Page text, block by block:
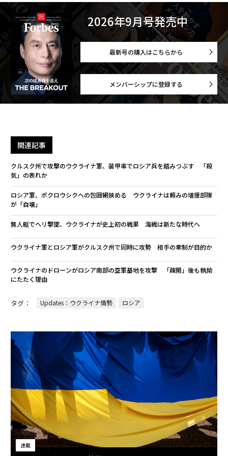
2026年9月号発売中
最新号の購入はこちらから
メンバーシップに登録する
関連記事
クルスク州で攻撃のウクライナ軍、装甲車でロシア兵を踏みつぶす 「殺
気」の表れか
ロシア軍、ポクロウシクへの包囲網狭める ウクライナは頼みの増援部隊
が「自壊」
無人艇でヘリ撃墜、ウクライナが史上初の戦果 海戦は新たな時代へ
ウクライナ軍とロシア軍がクルスク州で同時に攻勢 相手の牽制が目的か
ウクライナのドローンがロシア南部の空軍基地を攻撃 「疎開」後も執拗
にたたく理由
タグ： Updates：ウクライナ情勢 ロシア
連載